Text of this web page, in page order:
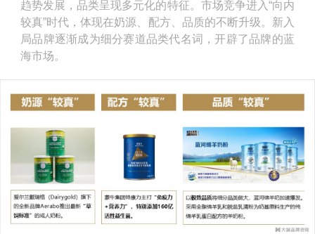
趋势发展，品类呈现多元化的特征。市场竞争进入“向内
较真”时代，体现在奶源、配方、品质的不断升级。新入
局品牌逐渐成为细分赛道品类代名词，开辟了品牌的蓝
海市场。